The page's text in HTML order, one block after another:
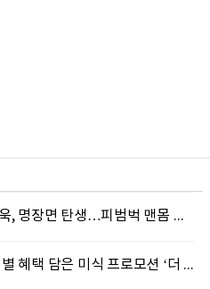
‘킬러들의 쇼핑몰 시즌2’ 이동욱, 명장면 탄생…피범벅 맨몸 액션 ‘감탄’
앰배서더 서울 풀만 호텔, 요일별 혜택 담은 미식 프로모션 ‘더 킹스 : 다이닝 프리빌리지즈’ 선봬